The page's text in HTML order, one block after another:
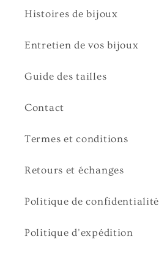
Histoires de bijoux
Entretien de vos bijoux
Guide des tailles
Contact
Termes et conditions
Retours et échanges
Politique de confidentialité
Politique d'expédition